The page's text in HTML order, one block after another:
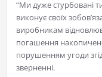
“Ми дуже стурбовані
виконує своїх
виробникам
погашення
порушенням угоди
зверненні.